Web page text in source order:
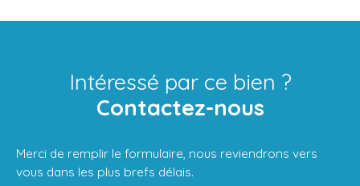
Intéressé par ce bien ?
Contactez-nous
Merci de remplir le formulaire, nous reviendrons vers
vous dans les plus brefs délais.